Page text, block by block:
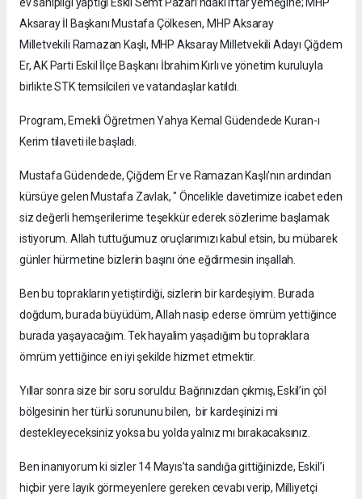
ev sahipliği yaptığı Eskil Semt Pazarı’ndaki iftar yemeğine; MHP
Aksaray İl Başkanı Mustafa Çölkesen, MHP Aksaray
Milletvekili Ramazan Kaşlı, MHP Aksaray Milletvekili Adayı Çiğdem
Er, AK Parti Eskil İlçe Başkanı İbrahim Kırlı ve yönetim kuruluyla
birlikte STK temsilcileri ve vatandaşlar katıldı.
Program, Emekli Öğretmen Yahya Kemal Güdendede Kuran-ı
Kerim tilaveti ile başladı.
Mustafa Güdendede, Çiğdem Er ve Ramazan Kaşlı'nın ardından
kürsüye gelen Mustafa Zavlak, " Öncelikle davetimize icabet eden
siz değerli hemşerilerime teşekkür ederek sözlerime başlamak
istiyorum. Allah tuttuğumuz oruçlarımızı kabul etsin, bu mübarek
günler hürmetine bizlerin başını öne eğdirmesin inşallah.
Ben bu toprakların yetiştirdiği, sizlerin bir kardeşiyim. Burada
doğdum, burada büyüdüm, Allah nasip ederse ömrüm yettiğince
burada yaşayacağım. Tek hayalim yaşadığım bu topraklara
ömrüm yettiğince en iyi şekilde hizmet etmektir.
Yıllar sonra size bir soru soruldu: Bağrınızdan çıkmış, Eskil’in çöl
bölgesinin her türlü sorununu bilen, bir kardeşinizi mi
destekleyeceksiniz yoksa bu yolda yalnız mı bırakacaksınız.
Ben inanıyorum ki sizler 14 Mayıs’ta sandığa gittiğinizde, Eskil’i
hiçbir yere layık görmeyenlere gereken cevabı verip, Milliyetçi